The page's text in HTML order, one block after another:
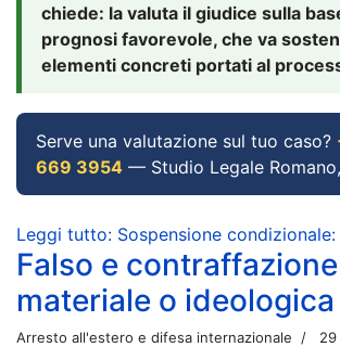
chiede: la valuta il giudice sulla
prognosi favorevole, che va
elementi concreti portati al
Serve una valutazione sul tuo caso?
669 3954 — Studio Legale
Leggi tutto: Sospensione
Falso e
materiale o ideologica
Arresto all'estero e difesa internazionale